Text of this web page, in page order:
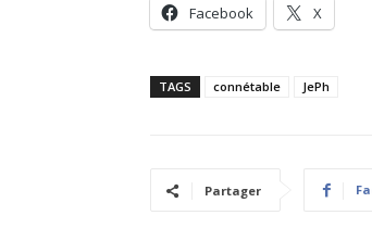
Facebook X
TAGS connétable JePh
Partager